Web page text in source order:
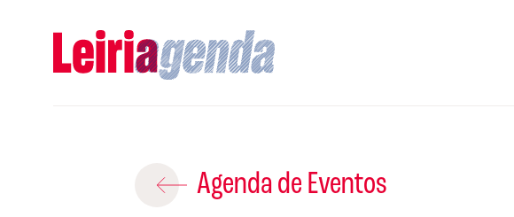
Agenda de Eventos
ROTEIROS EXISTENTES